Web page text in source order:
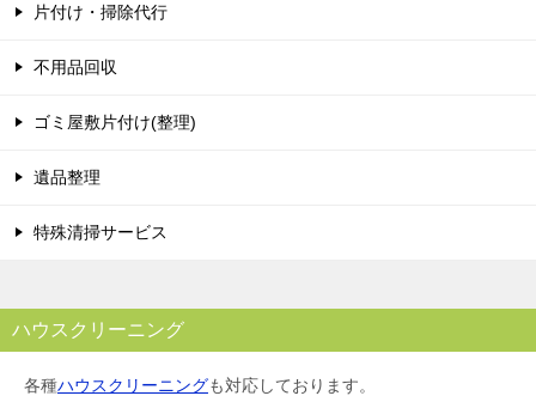
片付け・掃除代行
不用品回収
ゴミ屋敷片付け(整理)
遺品整理
特殊清掃サービス
ハウスクリーニング
各種ハウスクリーニングも対応しております。